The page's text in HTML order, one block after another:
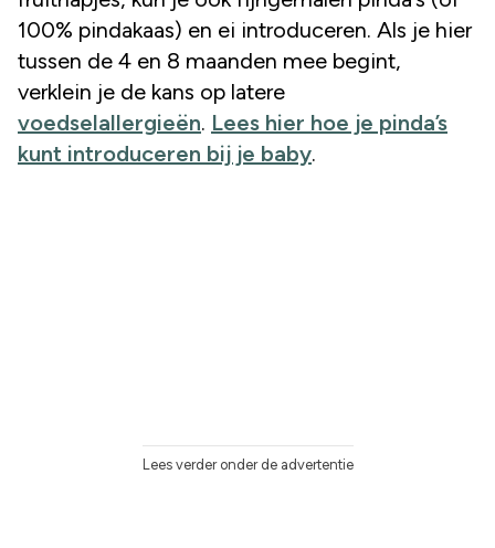
100% pindakaas) en ei introduceren. Als je hier
tussen de 4 en 8 maanden mee begint,
verklein je de kans op latere
voedselallergieën. Lees hier hoe je pinda’s
kunt introduceren bij je baby.
Lees verder onder de advertentie